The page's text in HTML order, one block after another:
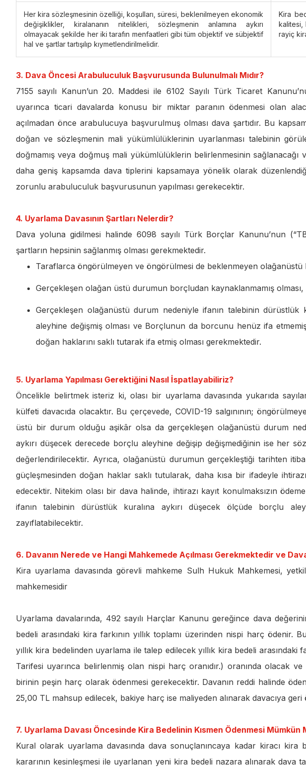
Her kira sözleşmesinin özelliği, koşulları, süresi, beklenilmeyen ekonomik
değişiklikler, kiralananın nitelikleri, sözleşmenin anlamına aykırı
olmayacak şekilde her iki tarafın menfaatleri gibi tüm objektif ve sübjektif
hal ve şartlar tartışılıp kıymetlendirilmelidir.
Kira
rayiç
3. Dava Öncesi Arabuluculuk Başvurusunda Bulunulmalı Mıdır?
7155 sayılı Kanun’un 20. Maddesi ile 6102 Sayılı Türk Ticaret
uyarınca ticari davalarda konusu bir miktar paranın ödenmesi olan
açılmadan önce arabulucuya başvurulmuş olması dava şartıdır. Bu
doğan ve sözleşmenin mali yükümlülüklerinin uyarlanması talebinin
doğmamış veya doğmuş mali yükümlülüklerin belirlenmesinin sağlanacağı
daha geniş kapsamda dava tiplerini kapsamaya yönelik olarak
zorunlu arabuluculuk başvurusunun yapılması gerekecektir.
4. Uyarlama Davasının Şartları Nelerdir?
Dava yoluna gidilmesi halinde 6098 sayılı Türk Borçlar Kanunu’nun
şartların hepsinin sağlanmış olması gerekmektedir.
Taraflarca öngörülmeyen ve öngörülmesi de beklenmeyen
Gerçekleşen olağan üstü durumun borçludan kaynaklanmamış olması,
Gerçekleşen olağanüstü durum nedeniyle ifanın talebinin dürüstlük
aleyhine değişmiş olması ve Borçlunun da borcunu henüz ifa
doğan haklarını saklı tutarak ifa etmiş olması gerekmektedir.
5. Uyarlama Yapılması Gerektiğini Nasıl İspatlayabiliriz?
Öncelikle belirtmek isteriz ki, olası bir uyarlama davasında yukarıda
külfeti davacıda olacaktır. Bu çerçevede, COVID-19 salgınının;
üstü bir durum olduğu aşikâr olsa da gerçekleşen olağanüstü durum
aykırı düşecek derecede borçlu aleyhine değişip değişmediğinin ise her
değerlendirilecektir. Ayrıca, olağanüstü durumun gerçekleştiği tarihten
güçleşmesinden doğan haklar saklı tutularak, daha kısa bir ifadeyle
edecektir. Nitekim olası bir dava halinde, ihtirazı kayıt konulmaksızın
ifanın talebinin dürüstlük kuralına aykırı düşecek ölçüde borçlu
zayıflatabilecektir.
6. Davanın Nerede ve Hangi Mahkemede Açılması Gerekmektedir ve
Kira uyarlama davasında görevli mahkeme Sulh Hukuk Mahkemesi,
mahkemesidir
Uyarlama davalarında, 492 sayılı Harçlar Kanunu gereğince dava
bedeli arasındaki kira farkının yıllık toplamı üzerinden nispi harç ödenir.
yıllık kira bedelinden uyarlama ile talep edilecek yıllık kira bedeli arasındaki
Tarifesi uyarınca belirlenmiş olan nispi harç oranıdır.) oranında olacak
birinin peşin harç olarak ödenmesi gerekecektir. Davanın reddi halinde
25,00 TL mahsup edilecek, bakiye harç ise maliyeden alınarak davacıya geri
7. Uyarlama Davası Öncesinde Kira Bedelinin Kısmen Ödenmesi Mümkün
Kural olarak uyarlama davasında dava sonuçlanıncaya kadar kiracı kira
kararının kesinleşmesi ile uyarlanan yeni kira bedeli nazara alınarak dava